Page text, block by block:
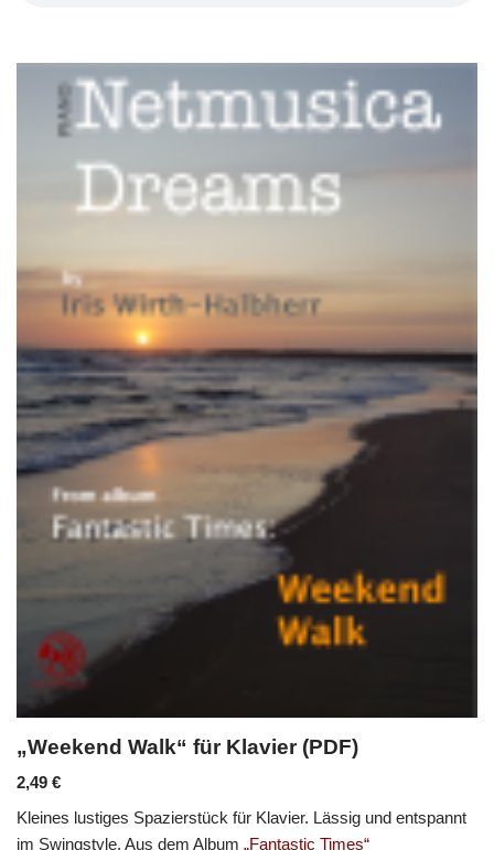
„Weekend Walk“ für Klavier (PDF)
2,49 €
Kleines lustiges Spazierstück für Klavier. Lässig und entspannt
im Swingstyle. Aus dem Album „Fantastic Times“